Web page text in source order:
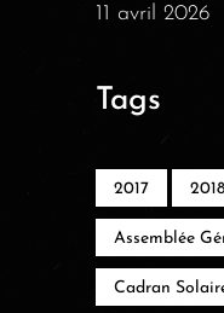
11 avril 2026
Tags
2017 2018
Assemblée
Cadran